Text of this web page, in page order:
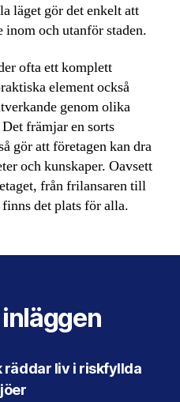
läget gör det enkelt att
inom och utanför staden.
ofta ett komplett
element också
genom olika
främjar en sorts
gör att företagen kan dra
och kunskaper. Oavsett
från frilansaren till
det plats för alla.
liv i riskfyllda